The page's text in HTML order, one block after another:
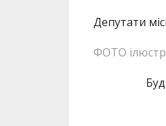
Депутати
ФОТО